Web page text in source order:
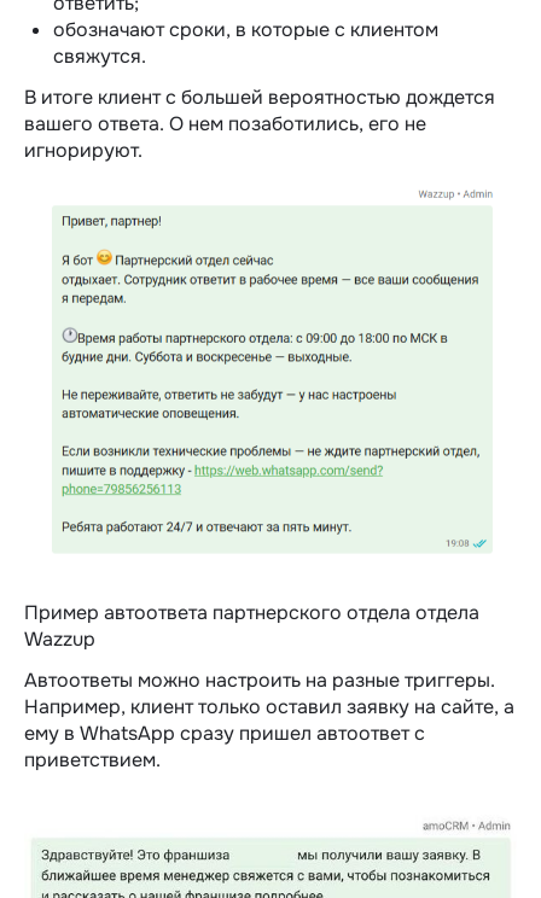
обозначают сроки, в которые с клиентом
свяжутся.
В итоге клиент с большей вероятностью дождется
вашего ответа. О нем позаботились, его не
игнорируют.
Пример автоответа партнерского отдела отдела
Wazzup
Автоответы можно настроить на разные триггеры.
Например, клиент только оставил заявку на сайте, а
ему в WhatsApp сразу пришел автоответ с
приветствием.